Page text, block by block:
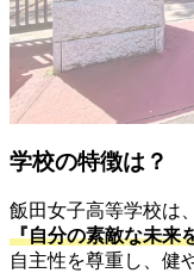
学校の特徴は？
飯田女子高等学校は、
『自分の素敵な未来
自主性を尊重し、健